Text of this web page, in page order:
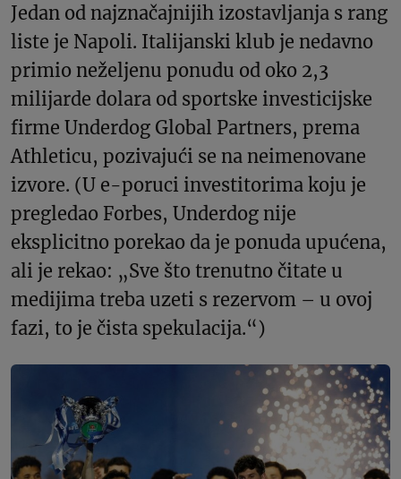
Jedan od najznačajnijih izostavljanja s rang
liste je Napoli. Italijanski klub je nedavno
primio neželjenu ponudu od oko 2,3
milijarde dolara od sportske investicijske
firme Underdog Global Partners, prema
Athleticu, pozivajući se na neimenovane
izvore. (U e-poruci investitorima koju je
pregledao Forbes, Underdog nije
eksplicitno porekao da je ponuda upućena,
ali je rekao: „Sve što trenutno čitate u
medijima treba uzeti s rezervom – u ovoj
fazi, to je čista spekulacija.“)